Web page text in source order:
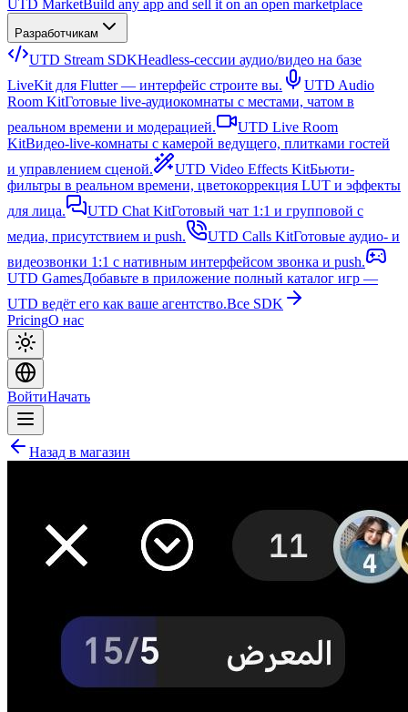
UTD MarketBuild any app and sell it on an open marketplace
Разработчикам
UTD Stream SDKHeadless-сессии аудио/видео на базе
LiveKit для Flutter — интерфейс строите вы.
UTD Audio
Room KitГотовые live-аудиокомнаты с местами, чатом в
реальном времени и модерацией.
UTD Live Room
KitВидео-live-комнаты с камерой ведущего, плитками гостей
и управлением сценой.
UTD Video Effects KitБьюти-
фильтры в реальном времени, цветокоррекция LUT и эффекты
для лица.
UTD Chat KitГотовый чат 1:1 и групповой с
медиа, присутствием и push.
UTD Calls KitГотовые аудио- и
видеозвонки 1:1 с нативным интерфейсом звонка и push.
UTD GamesДобавьте в приложение полный каталог игр —
UTD ведёт его как ваше агентство.Все SDK
PricingО нас
ВойтиНачать
Назад в магазин